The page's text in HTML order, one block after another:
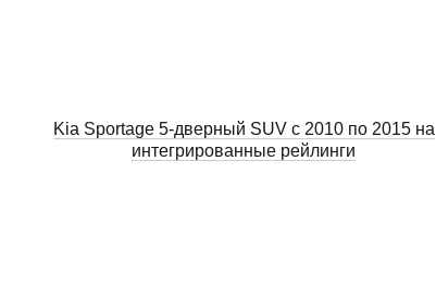
Kia Sportage 5-дверный SUV с 2010 по 2015 на
интегрированные рейлинги